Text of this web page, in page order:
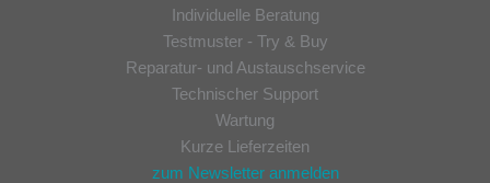
Individuelle Beratung
Testmuster - Try & Buy
Reparatur- und Austauschservice
Technischer Support
Wartung
Kurze Lieferzeiten
zum Newsletter anmelden